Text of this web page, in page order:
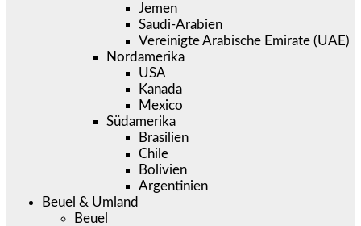
Jemen
Saudi-Arabien
Vereinigte Arabische Emirate (UAE)
Nordamerika
USA
Kanada
Mexico
Südamerika
Brasilien
Chile
Bolivien
Argentinien
Beuel & Umland
Beuel